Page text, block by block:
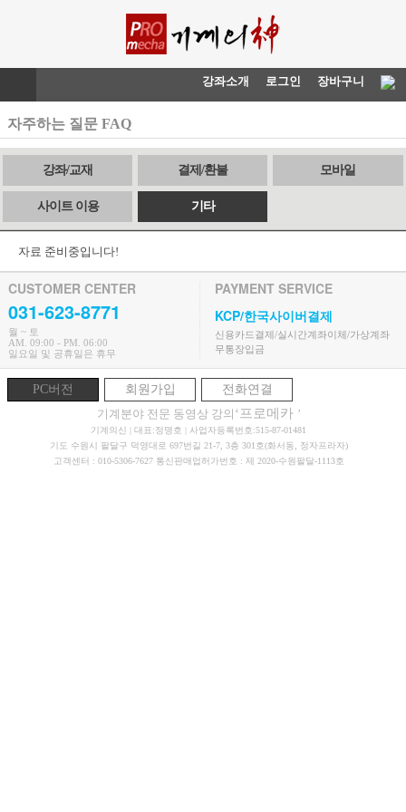
강좌소개 로그인 장바구니
자주하는 질문 FAQ
강좌/교재 결제/환불 모바일
사이트 이용 기타
자료 준비중입니다!
CUSTOMER CENTER
031-623-8771
월 ~ 토
AM. 09:00 - PM. 06:00
일요일 및 공휴일은 휴무
PAYMENT SERVICE
KCP/한국사이버결제
신용카드결제/실시간계좌이체/가상계좌
무통장입금
PC버전 회원가입
전화연결
기계분야 전문 동영상 강의 ‘프로메카 ’
기계의신 | 대표:정명호 | 사업자등록번호:515-87-01481
기도 수원시 팔달구 덕영대로 697번길 21-7, 3층 301호(화서동, 정자프라자)
고객센터 : 010-5306-7627 통신판매업허가번호 : 제 2020-수원팔달-1113호